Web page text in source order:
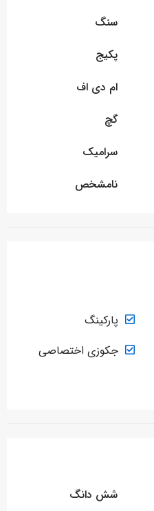
سنگ
پکیج
ام دی اف
گچ
سرامیک
نامشخص
پارکینگ
جکوزی اختصاصی
شش دانگ